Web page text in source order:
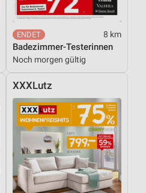
8 km
Badezimmer-Testerinnen
Noch morgen gültig
XXXLutz